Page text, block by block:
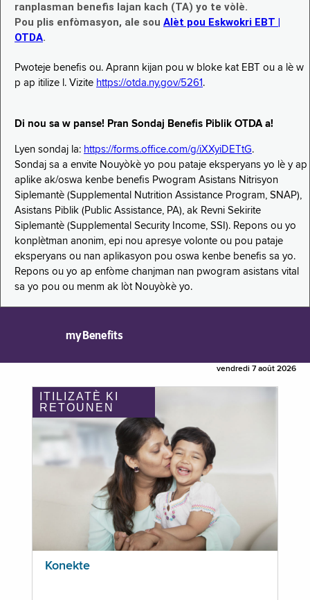
ranplasman benefis lajan kach (TA) yo te vòlè.
Pou plis enfòmasyon, ale sou Alèt pou Eskwokri EBT |
OTDA.
Pwoteje benefis ou. Aprann kijan pou w bloke kat EBT ou a lè w
p ap itilize l. Vizite https://otda.ny.gov/5261 .
Di nou sa w panse! Pran Sondaj Benefis Piblik OTDA a!
Lyen sondaj la: https://forms.office.com/g/iXXyiDETtG.
Sondaj sa a envite Nouyòkè yo pou pataje eksperyans yo lè y ap
aplike ak/oswa kenbe benefis Pwogram Asistans Nitrisyon
Siplemantè (Supplemental Nutrition Assistance Program, SNAP),
Asistans Piblik (Public Assistance, PA), ak Revni Sekirite
Siplemantè (Supplemental Security Income, SSI). Repons ou yo
konplètman anonim, epi nou apresye volonte ou pou pataje
eksperyans ou nan aplikasyon pou oswa kenbe benefis sa yo.
Repons ou yo ap enfòme chanjman nan pwogram asistans vital
sa yo pou ou menm ak lòt Nouyòkè yo.
myBenefits
vendredi 7 août 2026
ITILIZATÈ KI
RETOUNEN
Konekte